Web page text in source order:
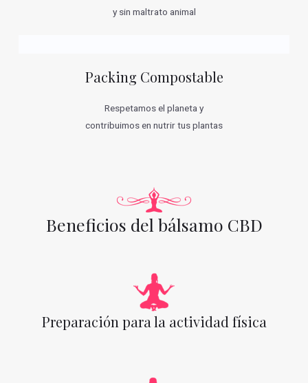
y sin maltrato animal
Packing Compostable
Respetamos el planeta y
contribuimos en nutrir tus plantas
Beneficios del bálsamo CBD
Preparación para la actividad física